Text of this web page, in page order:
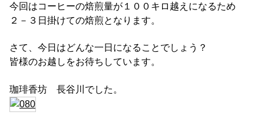
今回はコーヒーの焙煎量が１００キロ越えになるため
２－３日掛けての焙煎となります。
さて、今日はどんな一日になることでしょう？
皆様のお越しをお待ちしています。
珈琲香坊 長谷川でした。